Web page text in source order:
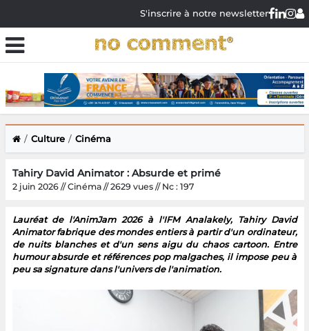
S'inscrire à notre newsletter
Culture Cinéma
Tahiry David Animator : Absurde et primé
2 juin 2026 // Cinéma // 2629 vues // Nc : 197
Lauréat de l'AnimJam 2026 à l'IFM Analakely, Tahiry David
Animator fabrique des mondes entiers à partir d'un ordinateur,
de nuits blanches et d'un sens aigu du chaos cartoon. Entre
humour absurde et références pop malgaches, il impose peu à
peu sa signature dans l'univers de l'animation.